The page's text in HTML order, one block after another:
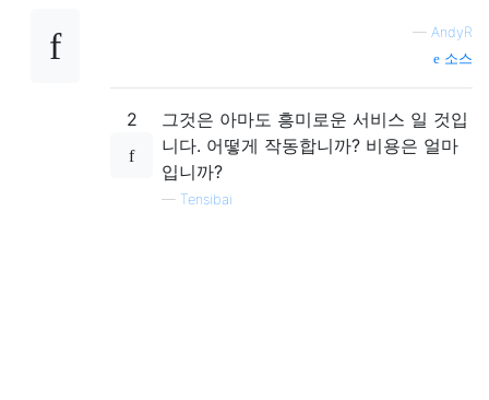
— AndyR
소스
2
그것은 아마도 흥미로운 서비스 일 것입
니다. 어떻게 작동합니까? 비용은 얼마
입니까?
— Tensibai